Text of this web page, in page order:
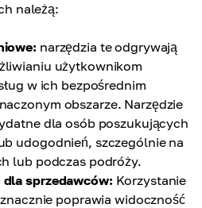
należą:
narzędzia te odgrywają
użytkownikom
w ich bezpośrednim
obszarze. Narzędzie
dla osób poszukujących
udogodnień, szczególnie na
lub podczas podróży.
sprzedawców: Korzystanie
poprawia widoczność